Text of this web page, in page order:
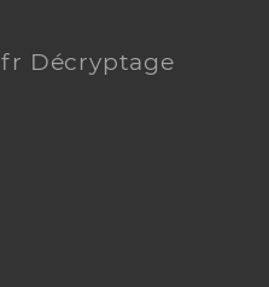
Décryptage